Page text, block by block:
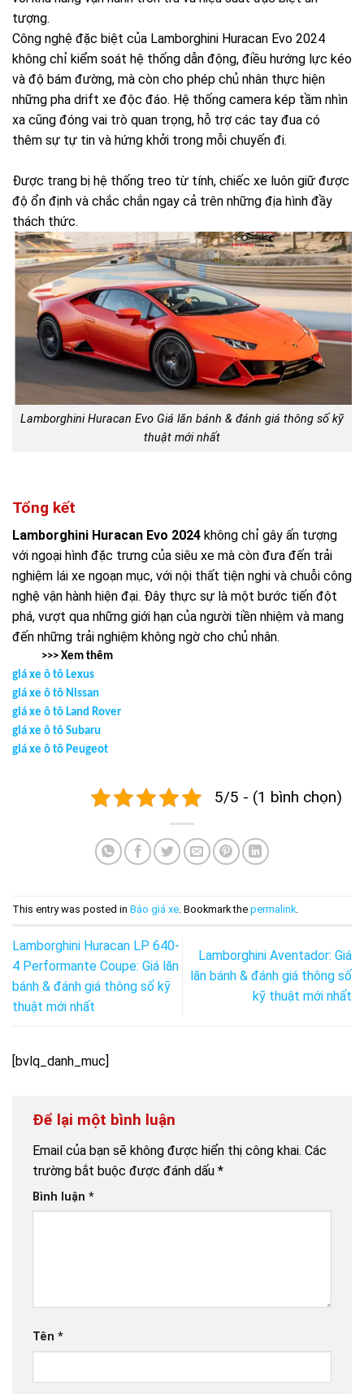
tượng.
Công nghệ đặc biệt của Lamborghini Huracan Evo 2024
không chỉ kiểm soát hệ thống dẫn động, điều hướng lực kéo
và độ bám đường, mà còn cho phép chủ nhân thực hiện
những pha drift xe độc đáo. Hệ thống camera kép tầm nhìn
xa cũng đóng vai trò quan trọng, hỗ trợ các tay đua có
thêm sự tự tin và hứng khởi trong mỗi chuyến đi.
Được trang bị hệ thống treo từ tính, chiếc xe luôn giữ được
độ ổn định và chắc chắn ngay cả trên những địa hình đầy
thách thức.
Lamborghini Huracan Evo Giá lăn bánh & đánh giá thông số kỹ
thuật mới nhất
Tổng kết
Lamborghini Huracan Evo 2024 không chỉ gây ấn tượng
với ngoại hình đặc trưng của siêu xe mà còn đưa đến trải
nghiệm lái xe ngoạn mục, với nội thất tiện nghi và chuỗi công
nghệ vận hành hiện đại. Đây thực sự là một bước tiến đột
phá, vượt qua những giới hạn của người tiền nhiệm và mang
đến những trải nghiệm không ngờ cho chủ nhân.
>>> Xem thêm
giá xe ô tô Lexus
giá xe ô tô Nissan
giá xe ô tô Land Rover
giá xe ô tô Subaru
giá xe ô tô Peugeot
5/5 - (1 bình chọn)
This entry was posted in Báo giá xe. Bookmark the permalink.
Lamborghini Huracan LP 640-
4 Performante Coupe: Giá lăn
bánh & đánh giá thông số kỹ
thuật mới nhất
Lamborghini Aventador: Giá
lăn bánh & đánh giá thông số
kỹ thuật mới nhất
[bvlq_danh_muc]
Để lại một bình luận
Email của bạn sẽ không được hiển thị công khai. Các
trường bắt buộc được đánh dấu *
Bình luận *
Tên *